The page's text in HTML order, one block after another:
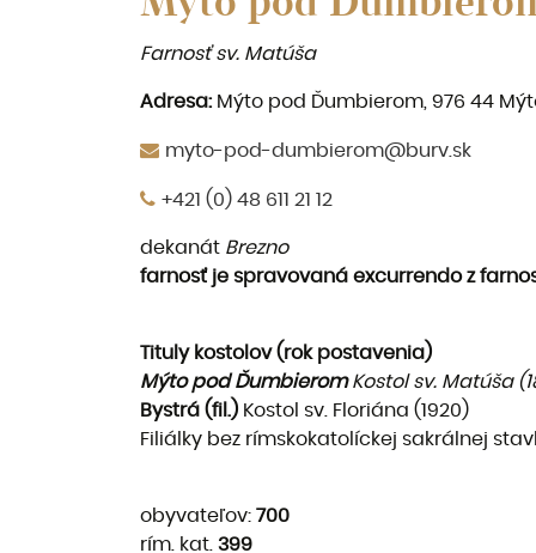
Farnosť sv. Matúša
Adresa: Mýto pod Ďumbierom, 976 44
myto-pod-dumbierom@burv.sk
+421 (0) 48 611 21 12
dekanát Brezno
farnosť je spravovaná excurrendo z
Tituly kostolov (rok postavenia)
Mýto pod ĎumbieromKostol sv. Matúša
Bystrá (fil.) Kostol sv. Floriána (1920)
Filiálky bez rímskokatolíc­kej sakrálnej
obyvateľov: 700
rím. kat. 399